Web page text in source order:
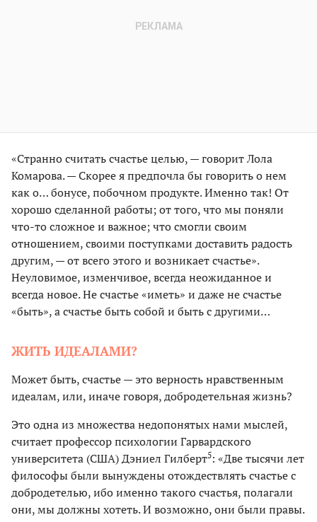
«Странно считать счастье целью, — говорит Лола
Комарова. — Скорее я предпочла бы говорить о нем
как о… бонусе, побочном продукте. Именно так! От
хорошо сделанной работы; от того, что мы поняли
что-то сложное и важное; что смогли своим
отношением, своими поступками доставить радость
другим, — от всего этого и возникает счастье».
Неуловимое, изменчивое, всегда неожиданное и
всегда новое. Не счастье «иметь» и даже не счастье
«быть», а счастье быть собой и быть с другими…
ЖИТЬ ИДЕАЛАМИ?
Может быть, счастье — это верность нравственным
идеалам, или, иначе говоря, добродетельная жизнь?
Это одна из множества недопонятых нами мыслей,
считает профессор психологии Гарвардского
университета (США) Дэниел Гилберт5: «Две тысячи лет
философы были вынуждены отождествлять счастье с
добродетелью, ибо именно такого счастья, полагали
они, мы должны хотеть. И возможно, они были правы.